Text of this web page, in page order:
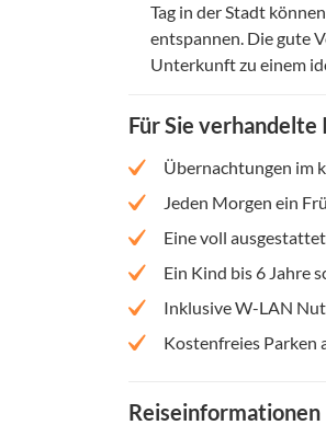
Tag in der Stadt
entspannen. Die gute
Unterkunft zu einem
Für Sie
Übernachtungen im
Jeden Morgen ein
Eine voll
Ein Kind bis 6 Jahre
Inklusive W-LAN
Kostenfreies Parken
Reiseinformationen